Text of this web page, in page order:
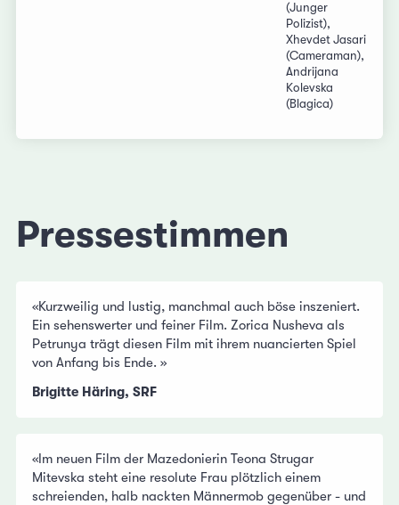
(Junger
Polizist),
Xhevdet Jasari
(Cameraman),
Andrijana
Kolevska
(Blagica)
Pressestimmen
«Kurzweilig und lustig, manchmal auch böse inszeniert.
Ein sehenswerter und feiner Film. Zorica Nusheva als
Petrunya trägt diesen Film mit ihrem nuancierten Spiel
von Anfang bis Ende. »
Brigitte Häring, SRF
«Im neuen Film der Mazedonierin Teona Strugar
Mitevska steht eine resolute Frau plötzlich einem
schreienden, halb nackten Männermob gegenüber - und